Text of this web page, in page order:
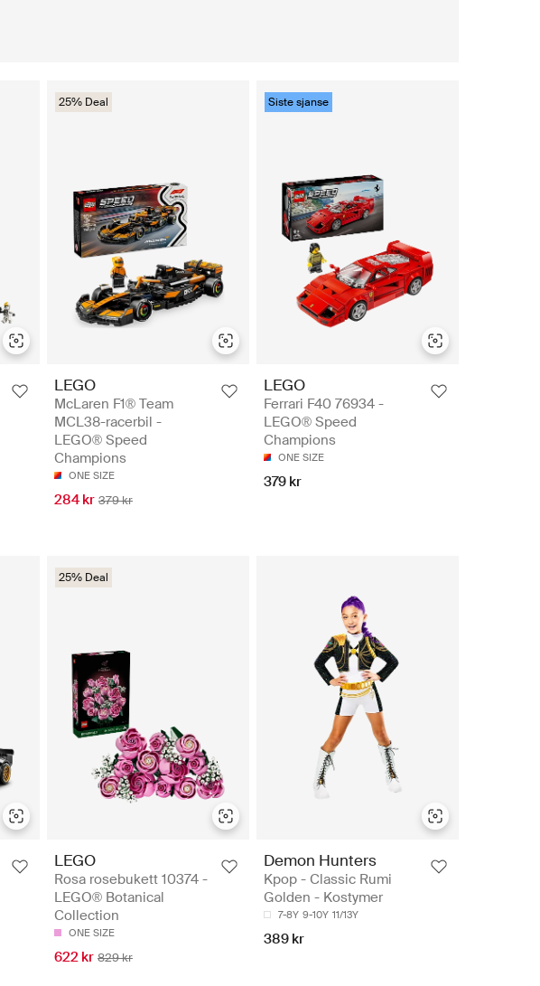
25% Deal
LEGO
McLaren F1® Team
MCL38-racerbil -
LEGO® Speed
Champions
ONE SIZE
284 kr 379 kr
Siste sjanse
LEGO
Ferrari F40 76934 -
LEGO® Speed
Champions
ONE SIZE
379 kr
25% Deal
LEGO
Rosa rosebukett 10374 -
LEGO® Botanical
Collection
ONE SIZE
622 kr 829 kr
Demon Hunters
Kpop - Classic Rumi
Golden - Kostymer
7-8Y 9-10Y 11/13Y
389 kr